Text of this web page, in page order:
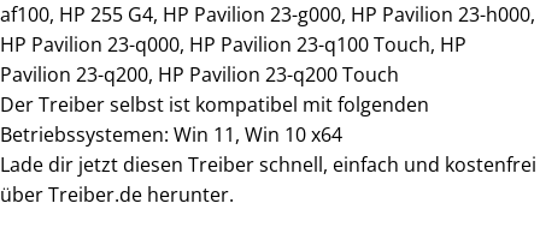
af100, HP 255 G4, HP Pavilion 23-g000, HP Pavilion 23-h000,
HP Pavilion 23-q000, HP Pavilion 23-q100 Touch, HP
Pavilion 23-q200, HP Pavilion 23-q200 Touch
Der Treiber selbst ist kompatibel mit folgenden
Betriebssystemen: Win 11, Win 10 x64
Lade dir jetzt diesen Treiber schnell, einfach und kostenfrei
über Treiber.de herunter.